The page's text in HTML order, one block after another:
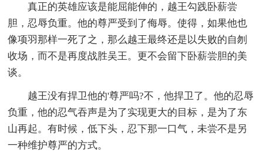
真正的英雄应该是能屈能伸的，越王勾践卧薪尝
胆，忍辱负重。他的尊严受到了侮辱。使得，如果他也
像项羽那样一死了之，那么越王最终还是以失败的自刎
收场，而不是再度战胜吴王。更不会留下卧薪尝胆的美
谈。
越王没有捍卫他的'尊严吗?不，他捍卫了。他的忍辱
负重，他的忍气吞声是为了实现更大的目标，是为了东
山再起。有时候，低下头，忍下那一口气，未尝不是另
一种维护尊严的方式。